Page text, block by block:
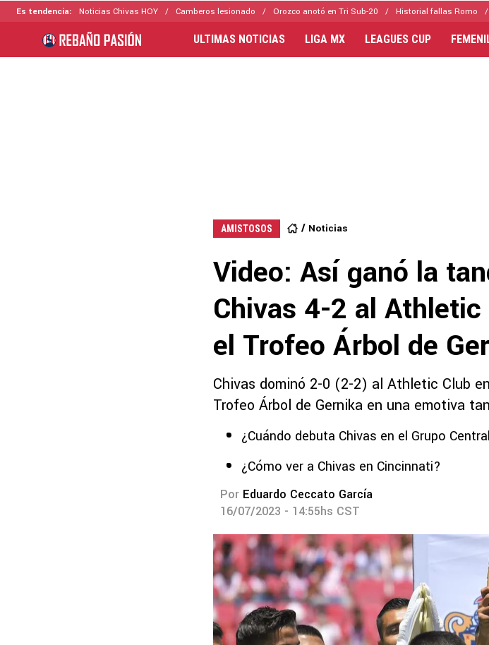
Es tendencia: Noticias Chivas HOY Camberos lesionado Orozco anotó en Tri Sub-20 Historial fallas Romo
ULTIMAS NOTICIAS LIGA MX LEAGUES CUP
AMISTOSOS Noticias
Video: Así ganó la
Chivas 4-2 al
el Trofeo Árbol de
Chivas dominó 2-0 (2-2) al Athletic Club
Trofeo Árbol de Gernika en una emotiva
¿Cuándo debuta Chivas en el Grupo
¿Cómo ver a Chivas en Cincinnati?
Por Eduardo Ceccato García
16/07/2023 - 14:55hs CST